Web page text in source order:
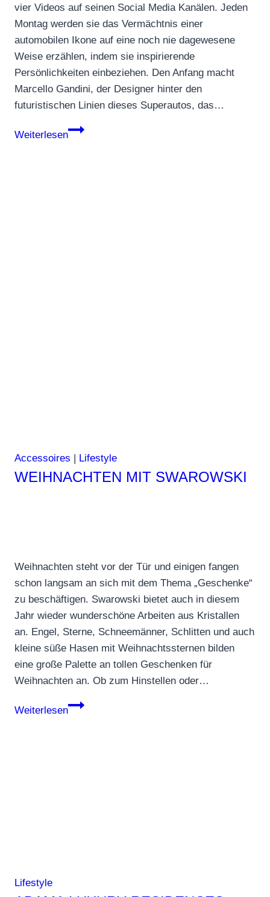
vier Videos auf seinen Social Media Kanälen. Jeden
Montag werden sie das Vermächtnis einer
automobilen Ikone auf eine noch nie dagewesene
Weise erzählen, indem sie inspirierende
Persönlichkeiten einbeziehen. Den Anfang macht
Marcello Gandini, der Designer hinter den
futuristischen Linien dieses Superautos, das…
Weiterlesen
Jubiläum:
Accessoires Lifestyle
WEIHNACHTEN MIT SWAROWSKI
Weihnachten steht vor der Tür und einigen fangen
schon langsam an sich mit dem Thema „Geschenke“
zu beschäftigen. Swarowski bietet auch in diesem
Jahr wieder wunderschöne Arbeiten aus Kristallen
an. Engel, Sterne, Schneemänner, Schlitten und auch
kleine süße Hasen mit Weihnachtssternen bilden
eine große Palette an tollen Geschenken für
Weihnachten an. Ob zum Hinstellen oder…
Weiterlesen
Weihnachten
Lifestyle